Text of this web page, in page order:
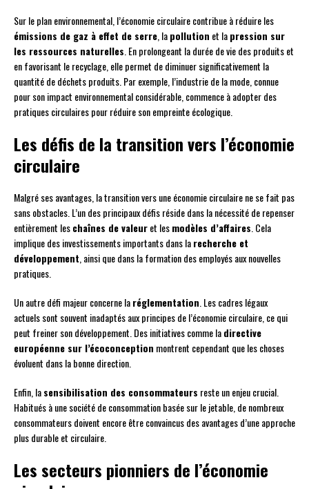
Sur le plan environnemental, l’économie circulaire contribue à réduire les
émissions de gaz à effet de serre, lapollution et lapression sur
les ressources naturelles. En prolongeant la durée de vie des produits et
en favorisant le recyclage, elle permet de diminuer significativement la
quantité de déchets produits. Par exemple, l’industrie de la mode, connue
pour son impact environnemental considérable, commence à adopter des
pratiques circulaires pour réduire son empreinte écologique.
Les défis de la transition vers l’économie
circulaire
Malgré ses avantages, la transition vers une économie circulaire ne se fait pas
sans obstacles. L’un des principaux défis réside dans la nécessité de repenser
entièrement leschaînes de valeuret lesmodèles d’affaires. Cela
implique des investissements importants dans larecherche et
développement, ainsi que dans la formation des employés aux nouvelles
pratiques.
Un autre défi majeur concerne laréglementation. Les cadres légaux
actuels sont souvent inadaptés aux principes de l’économie circulaire, ce qui
peut freiner son développement. Des initiatives comme ladirective
européenne sur l’écoconception montrent cependant que les choses
évoluent dans la bonne direction.
Enfin, lasensibilisation des consommateurs reste un enjeu crucial.
Habitués à une société de consommation basée sur le jetable, de nombreux
consommateurs doivent encore être convaincus des avantages d’une approche
plus durable et circulaire.
Les secteurs pionniers de l’économie